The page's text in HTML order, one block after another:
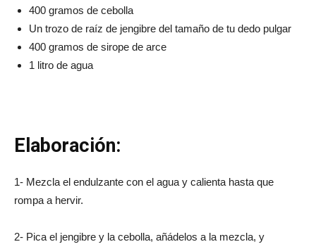
400 gramos de cebolla
Un trozo de raíz de jengibre del tamaño de tu dedo pulgar
400 gramos de sirope de arce
1 litro de agua
Elaboración:
1- Mezcla el endulzante con el agua y calienta hasta que
rompa a hervir.
2- Pica el jengibre y la cebolla, añádelos a la mezcla, y